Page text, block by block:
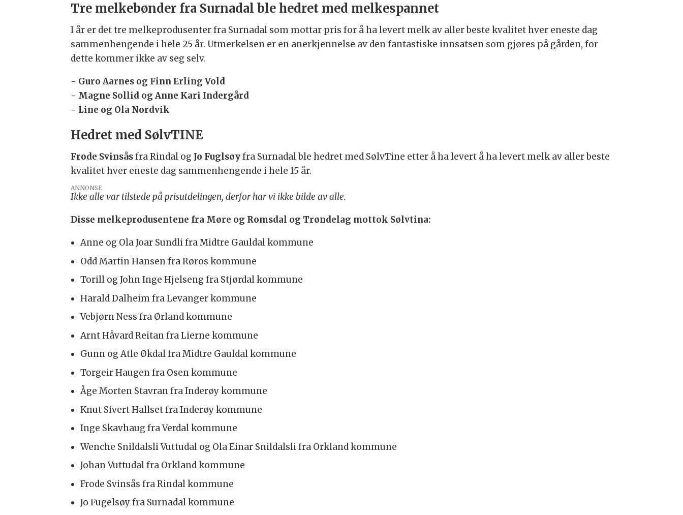
Tre melkebønder fra Surnadal ble hedret med melkespannet
I år er det tre melkeprodusenter fra Surnadal som mottar pris for å ha levert melk av aller beste kvalitet hver eneste dag
sammenhengende i hele 25 år. Utmerkelsen er en anerkjennelse av den fantastiske innsatsen som gjøres på gården, for
dette kommer ikke av seg selv.
- Guro Aarnes og Finn Erling Vold
- Magne Sollid og Anne Kari Indergård
- Line og Ola Nordvik
Hedret med SølvTINE
Frode Svinsåsfra Rindal og Jo Fuglsøyfra Surnadal ble hedret med SølvTine etter å ha levert å ha levert melk av aller beste
kvalitet hver eneste dag sammenhengende i hele 15 år.
ANNONSE
Ikke alle var tilstede på prisutdelingen, derfor har vi ikke bilde av alle.
Disse melkeprodusentene fra Møre og Romsdal og Trøndelag mottok Sølvtina:
Anne og Ola Joar Sundli fra Midtre Gauldal kommune
Odd Martin Hansen fra Røros kommune
Torill og John Inge Hjelseng fra Stjørdal kommune
Harald Dalheim fra Levanger kommune
Vebjørn Ness fra Ørland kommune
Arnt Håvard Reitan fra Lierne kommune
Gunn og Atle Økdal fra Midtre Gauldal kommune
Torgeir Haugen fra Osen kommune
Åge Morten Stavran fra Inderøy kommune
Knut Sivert Hallset fra Inderøy kommune
Inge Skavhaug fra Verdal kommune
Wenche Snildalsli Vuttudal og Ola Einar Snildalsli fra Orkland kommune
Johan Vuttudal fra Orkland kommune
Frode Svinsås fra Rindal kommune
Jo Fugelsøy fra Surnadal kommune